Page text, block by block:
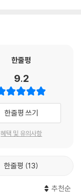
한줄평
9.2
한줄평 쓰기
혜택 및 유의사항
한줄평 13
추천순